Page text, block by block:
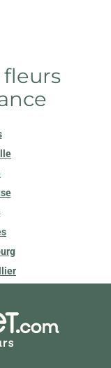
fleurs